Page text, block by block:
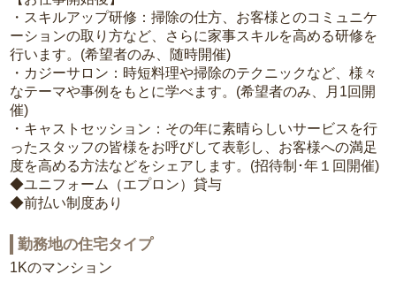
・スキルアップ研修：掃除の仕方、お客様とのコミュニケ
ーションの取り方など、さらに家事スキルを高める研修を
行います。(希望者のみ、随時開催)
・カジーサロン：時短料理や掃除のテクニックなど、様々
なテーマや事例をもとに学べます。(希望者のみ、月1回開
催)
・キャストセッション：その年に素晴らしいサービスを行
ったスタッフの皆様をお呼びして表彰し、お客様への満足
度を高める方法などをシェアします。(招待制･年１回開催)
◆ユニフォーム（エプロン）貸与
◆前払い制度あり
勤務地の住宅タイプ
1Kのマンション